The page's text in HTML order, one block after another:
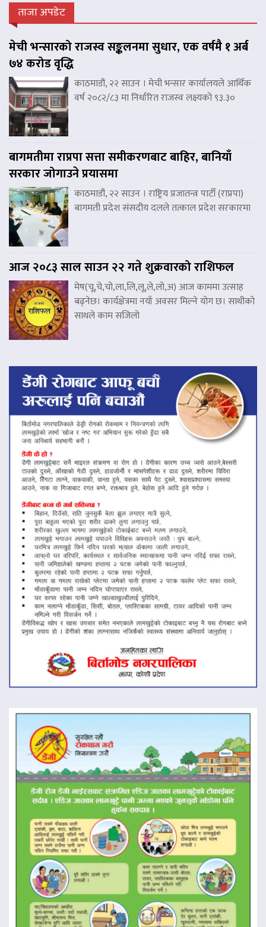
ताजा अपडेट
मेची भन्सारको राजस्व सङ्कलनमा सुधार, एक वर्षमै १ अर्ब
७४ करोड वृद्धि
काठमाडौं, २२ साउन । मेची भन्सार कार्यालयले आर्थिक
वर्ष २०८२/८३ मा निर्धारित राजस्व लक्ष्यको ९३.३०
बागमतीमा राप्रपा सत्ता समीकरणबाट बाहिर, बानियाँ
सरकार जोगाउने प्रयासमा
काठमाडौं, २२ साउन । राष्ट्रिय प्रजातन्त्र पार्टी (राप्रपा)
बागमती प्रदेश संसदीय दलले तत्काल प्रदेश सरकारमा
आज २०८३ साल साउन २२ गते शुक्रवारको राशिफल
मेष(चू,चे,चो,ला,लि,लू,ले,लो,अ) आज काममा उत्साह
बढ्नेछ। कार्यक्षेत्रमा नयाँ अवसर मिल्ने योग छ। साथीको
साथले काम सजिलो